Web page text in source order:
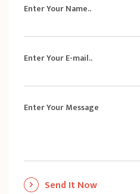
Enter Your Name..
Enter Your E-mail..
Enter Your Message
Send It Now